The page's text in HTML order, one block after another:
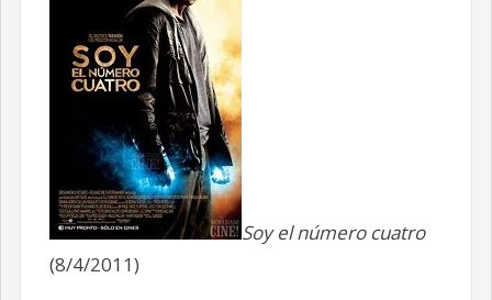
Soy el número cuatro
(8/4/2011)